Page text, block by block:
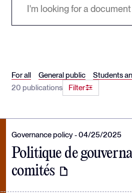
For all General public Students
20 publications
Filter
Governance policy 04/25/2025
Politique de
comités